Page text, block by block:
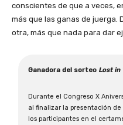
conscientes de que a veces,
más que las ganas de juerga.
otra, más que nada para dar
Ganadora del sorteo Lost in
Durante el Congreso X
al finalizar la presentación de
los participantes en el